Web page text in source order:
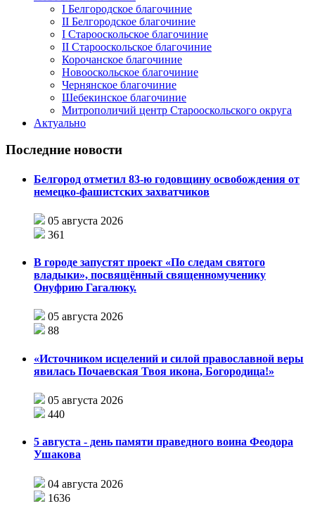
I Белгородское благочиние
II Белгородское благочиние
I Старооскольское благочиние
II Старооскольское благочиние
Корочанское благочиние
Новооскольское благочиние
Чернянское благочиние
Шебекинское благочиние
Митрополичий центр Старооскольского округа
Актуально
Последние новости
Белгород отметил 83-ю годовщину освобождения от
немецко-фашистских захватчиков
05 августа 2026
361
В городе запустят проект «По следам святого
владыки», посвящённый священномученику
Онуфрию Гагалюку.
05 августа 2026
88
«Источником исцелений и силой православной веры
явилась Почаевская Твоя икона, Богородица!»
05 августа 2026
440
5 августа - день памяти праведного воина Феодора
Ушакова
04 августа 2026
1636